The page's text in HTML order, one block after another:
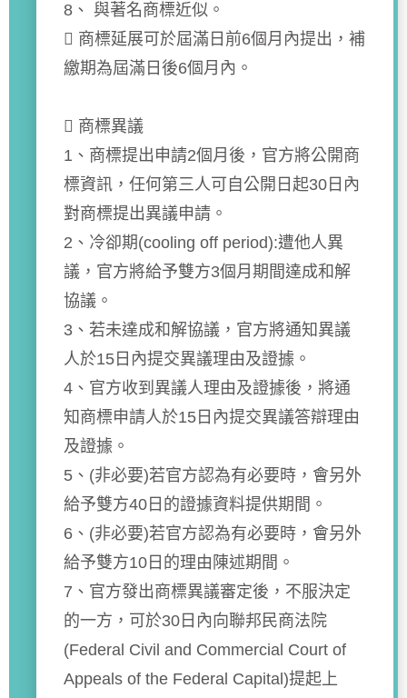
8、 與著名商標近似。
 商標延展可於屆滿日前6個月內提出，補
繳期為屆滿日後6個月內。
 商標異議
1、商標提出申請2個月後，官方將公開商
標資訊，任何第三人可自公開日起30日內
對商標提出異議申請。
2、冷卻期(cooling off period):遭他人異
議，官方將給予雙方3個月期間達成和解
協議。
3、若未達成和解協議，官方將通知異議
人於15日內提交異議理由及證據。
4、官方收到異議人理由及證據後，將通
知商標申請人於15日內提交異議答辯理由
及證據。
5、(非必要)若官方認為有必要時，會另外
給予雙方40日的證據資料提供期間。
6、(非必要)若官方認為有必要時，會另外
給予雙方10日的理由陳述期間。
7、官方發出商標異議審定後，不服決定
的一方，可於30日內向聯邦民商法院
(Federal Civil and Commercial Court of
Appeals of the Federal Capital)提起上